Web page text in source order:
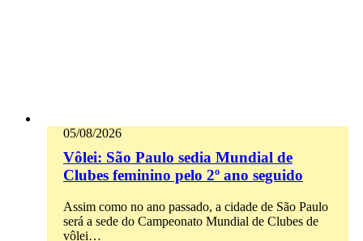
05/08/2026
Vôlei: São Paulo sedia Mundial de
Clubes feminino pelo 2º ano seguido
Assim como no ano passado, a cidade de São Paulo
será a sede do Campeonato Mundial de Clubes de
vôlei…